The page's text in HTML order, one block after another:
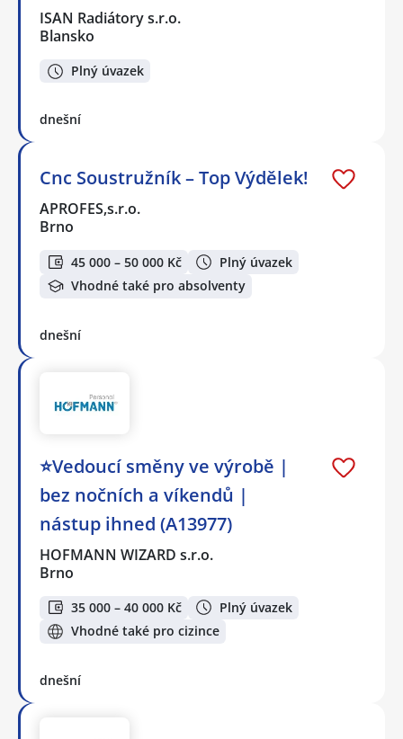
ISAN Radiátory s.r.o.
Blansko
Plný úvazek
dnešní
Cnc Soustružník – Top Výdělek!
APROFES,s.r.o.
Brno
45 000 – 50 000 Kč
Plný úvazek
Vhodné také pro absolventy
dnešní
⭐Vedoucí směny ve výrobě |
bez nočních a víkendů |
nástup ihned (A13977)
HOFMANN WIZARD s.r.o.
Brno
35 000 – 40 000 Kč
Plný úvazek
Vhodné také pro cizince
dnešní